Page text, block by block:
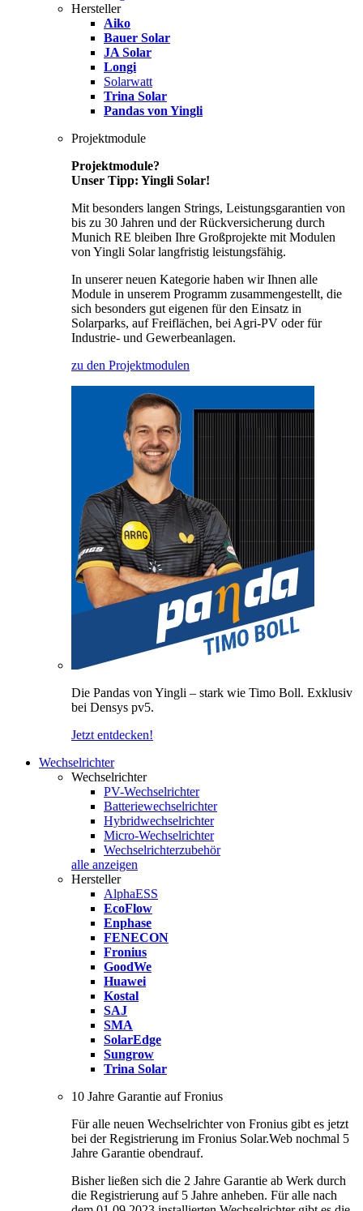
Hersteller
Aiko
Bauer Solar
JA Solar
Longi
Solarwatt
Trina Solar
Pandas von Yingli
Projektmodule
Projektmodule?
Unser Tipp: Yingli Solar!
Mit besonders langen Strings, Leistungsgarantien von
bis zu 30 Jahren und der Rückversicherung durch
Munich RE bleiben Ihre Großprojekte mit Modulen
von Yingli Solar langfristig leistungsfähig.
In unserer neuen Kategorie haben wir Ihnen alle
Module in unserem Programm zusammengestellt, die
sich besonders gut eigenen für den Einsatz in
Solarparks, auf Freiflächen, bei Agri-PV oder für
Industrie- und Gewerbeanlagen.
zu den Projektmodulen
Die Pandas von Yingli – stark wie Timo Boll. Exklusiv
bei Densys pv5.
Jetzt entdecken!
Wechselrichter
Wechselrichter
PV-Wechselrichter
Batteriewechselrichter
Hybridwechselrichter
Micro-Wechselrichter
Wechselrichterzubehör
alle anzeigen
Hersteller
AlphaESS
EcoFlow
Enphase
FENECON
Fronius
GoodWe
Huawei
Kostal
SAJ
SMA
SolarEdge
Sungrow
Trina Solar
10 Jahre Garantie auf Fronius
Für alle neuen Wechselrichter von Fronius gibt es jetzt
bei der Registrierung im Fronius Solar.Web nochmal 5
Jahre Garantie obendrauf.
Bisher ließen sich die 2 Jahre Garantie ab Werk durch
die Registrierung auf 5 Jahre anheben. Für alle nach